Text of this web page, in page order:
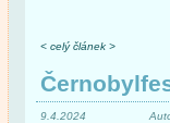
< celý článek >
9.4.2024